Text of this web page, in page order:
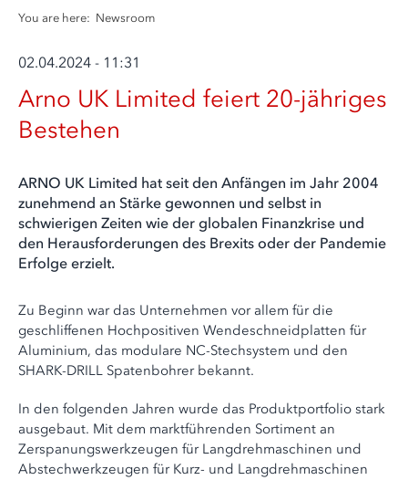
You are here: Newsroom
02.04.2024 - 11:31
Arno UK Limited feiert 20-jähriges
Bestehen
ARNO UK Limited hat seit den Anfängen im Jahr 2004
zunehmend an Stärke gewonnen und selbst in
schwierigen Zeiten wie der globalen Finanzkrise und
den Herausforderungen des Brexits oder der Pandemie
Erfolge erzielt.
Zu Beginn war das Unternehmen vor allem für die
geschliffenen Hochpositiven Wendeschneidplatten für
Aluminium, das modulare NC-Stechsystem und den
SHARK-DRILL Spatenbohrer bekannt.
In den folgenden Jahren wurde das Produktportfolio stark
ausgebaut. Mit dem marktführenden Sortiment an
Zerspanungswerkzeugen für Langdrehmaschinen und
Abstechwerkzeugen für Kurz- und Langdrehmaschinen